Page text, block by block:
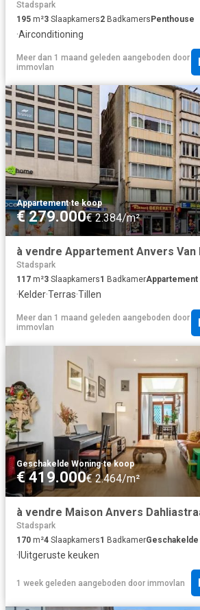
Stadspark
195 m²3 Slaapkamers2 BadkamersPenthouse
·Airconditioning
Meer dan 1 maand geleden aangeboden door
immovlan
Appartement·te koop
€ 279.000€ 2.384/m²
à vendre Appartement Anvers
Stadspark
117 m²3 Slaapkamers1 BadkamerAppartement
·Kelder·Terras·Tillen
Meer dan 1 maand geleden aangeboden door
immovlan
Geschakelde Woning·te koop
€ 419.000€ 2.464/m²
à vendre Maison Anvers
Stadspark
170 m²4 Slaapkamers1 BadkamerGeschakelde
· IUitgeruste keuken
1 week geleden aangeboden door immovlan